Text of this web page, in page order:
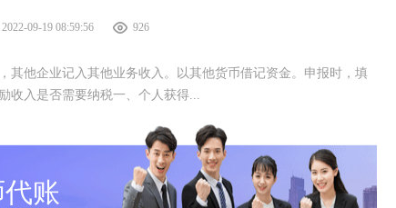
2022-09-19 08:59:56 926
其他企业记入其他业务收入。以其他货币借记资金。申报时，填
收入是否需要纳税一、个人获得...
账